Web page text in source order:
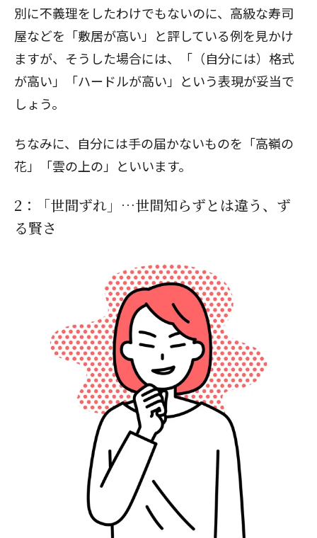
別に不義理をしたわけでもないのに、高級な寿司
屋などを「敷居が高い」と評している例を見かけ
ますが、そうした場合には、「（自分には）格式
が高い」「ハードルが高い」という表現が妥当で
しょう。
ちなみに、自分には手の届かないものを「高嶺の
花」「雲の上の」といいます。
2：「世間ずれ」…世間知らずとは違う、ず
る賢さ